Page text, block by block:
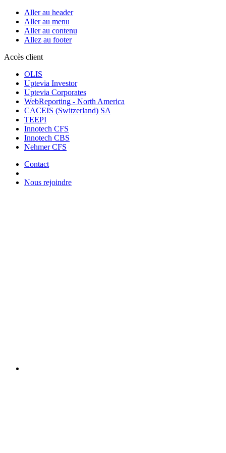
Aller au header
Aller au menu
Aller au contenu
Allez au footer
Accès client
OLIS
Uptevia Investor
Uptevia Corporates
WebReporting - North America
CACEIS (Switzerland) SA
TEEPI
Innotech CFS
Innotech CBS
Nehmer CFS
Contact
Nous rejoindre